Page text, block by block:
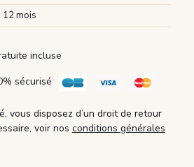
12 mois
incluse
sécurisé
vous disposez d’un droit de retour
voir nos conditions générales